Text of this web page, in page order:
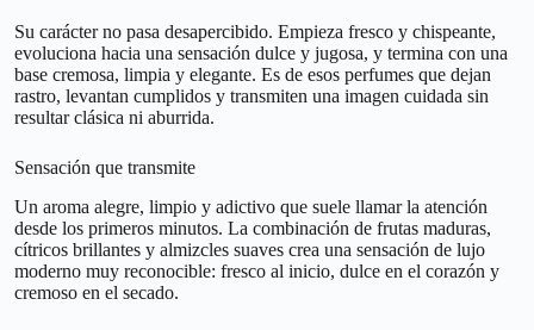
Su carácter no pasa desapercibido. Empieza fresco y chispeante,
evoluciona hacia una sensación dulce y jugosa, y termina con una
base cremosa, limpia y elegante. Es de esos perfumes que dejan
rastro, levantan cumplidos y transmiten una imagen cuidada sin
resultar clásica ni aburrida.
Sensación que transmite
Un aroma alegre, limpio y adictivo que suele llamar la atención
desde los primeros minutos. La combinación de frutas maduras,
cítricos brillantes y almizcles suaves crea una sensación de lujo
moderno muy reconocible: fresco al inicio, dulce en el corazón y
cremoso en el secado.